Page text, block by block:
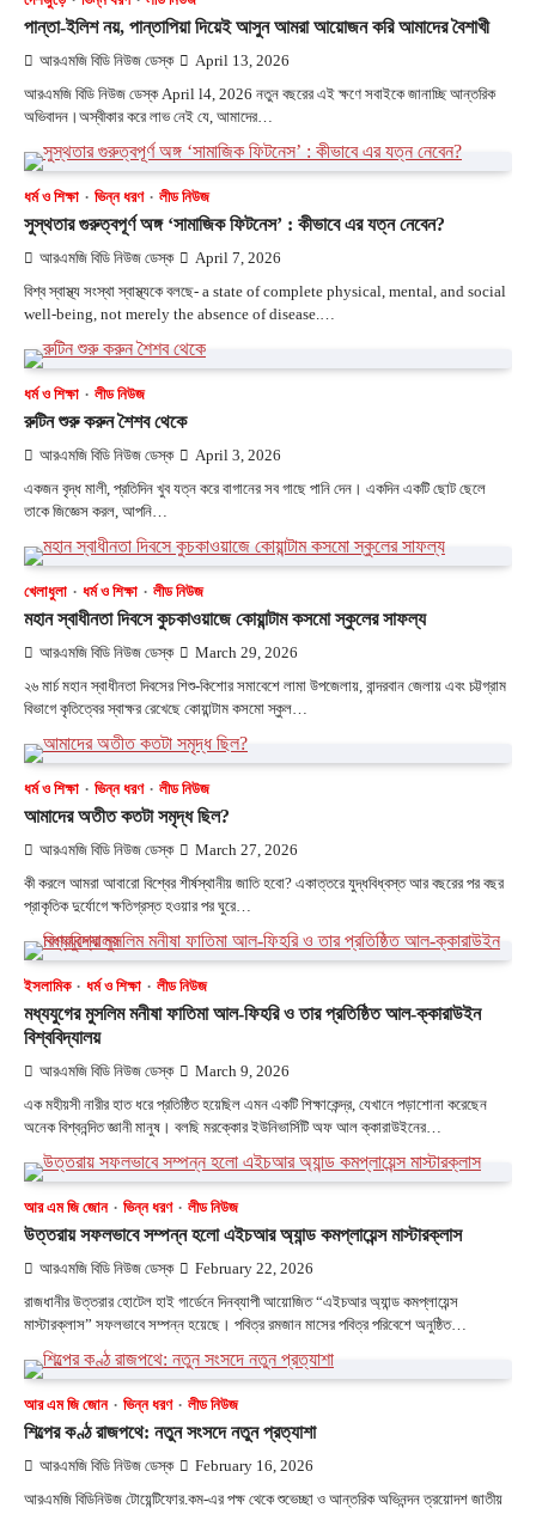
পান্তা-ইলিশ নয়, পান্তাপিয়া দিয়েই আসুন আমরা আয়োজন করি আমাদের বৈশাখী
আরএমজি বিডি নিউজ ডেস্ক April 13, 2026
আরএমজি বিডি নিউজ ডেস্ক April l4, 2026 নতুন বছরের এই ক্ষণে সবাইকে জানাচ্ছি আন্তরিক
অভিবাদন।অস্বীকার করে লাভ নেই যে, আমাদের…
ধর্ম ও শিক্ষা ভিন্ন ধরণ লীড নিউজ
সুস্থতার গুরুত্বপূর্ণ অঙ্গ ‘সামাজিক ফিটনেস’ : কীভাবে এর যত্ন নেবেন?
আরএমজি বিডি নিউজ ডেস্ক April 7, 2026
বিশ্ব স্বাস্থ্য সংস্থা স্বাস্থ্যকে বলছে- a state of complete physical, mental, and social
well-being, not merely the absence of disease.…
ধর্ম ও শিক্ষা লীড নিউজ
রুটিন শুরু করুন শৈশব থেকে
আরএমজি বিডি নিউজ ডেস্ক April 3, 2026
একজন বৃদ্ধ মালী, প্রতিদিন খুব যত্ন করে বাগানের সব গাছে পানি দেন। একদিন একটি ছোট ছেলে
তাকে জিজ্ঞেস করল, আপনি…
খেলাধুলা ধর্ম ও শিক্ষা লীড নিউজ
মহান স্বাধীনতা দিবসে কুচকাওয়াজে কোয়ান্টাম কসমো স্কুলের সাফল্য
আরএমজি বিডি নিউজ ডেস্ক March 29, 2026
২৬ মার্চ মহান স্বাধীনতা দিবসের শিশু-কিশোর সমাবেশে লামা উপজেলায়, বান্দরবান জেলায় এবং চট্টগ্রাম
বিভাগে কৃতিত্বের স্বাক্ষর রেখেছে কোয়ান্টাম কসমো স্কুল…
ধর্ম ও শিক্ষা ভিন্ন ধরণ লীড নিউজ
আমাদের অতীত কতটা সমৃদ্ধ ছিল?
আরএমজি বিডি নিউজ ডেস্ক March 27, 2026
কী করলে আমরা আবারো বিশ্বের শীর্ষস্থানীয় জাতি হবো? একাত্তরে যুদ্ধবিধ্বস্ত আর বছরের পর বছর
প্রাকৃতিক দুর্যোগে ক্ষতিগ্রস্ত হওয়ার পর ঘুরে…
ইসলামিক ধর্ম ও শিক্ষা লীড নিউজ
মধ্যযুগের মুসলিম মনীষা ফাতিমা আল-ফিহরি ও তার প্রতিষ্ঠিত আল-ক্কারাউইন
বিশ্ববিদ্যালয়
আরএমজি বিডি নিউজ ডেস্ক March 9, 2026
এক মহীয়সী নারীর হাত ধরে প্রতিষ্ঠিত হয়েছিল এমন একটি শিক্ষাকেন্দ্র, যেখানে পড়াশোনা করেছেন
অনেক বিশ্বনন্দিত জ্ঞানী মানুষ। বলছি মরক্কোর ইউনিভার্সিটি অফ আল ক্কারাউইনের…
আর এম জি জোন ভিন্ন ধরণ লীড নিউজ
উত্তরায় সফলভাবে সম্পন্ন হলো এইচআর অ্যান্ড কমপ্লায়েন্স মাস্টারক্লাস
আরএমজি বিডি নিউজ ডেস্ক February 22, 2026
রাজধানীর উত্তরার হোটেল হাই গার্ডেনে দিনব্যাপী আয়োজিত “এইচআর অ্যান্ড কমপ্লায়েন্স
মাস্টারক্লাস” সফলভাবে সম্পন্ন হয়েছে। পবিত্র রমজান মাসের পবিত্র পরিবেশে অনুষ্ঠিত…
আর এম জি জোন ভিন্ন ধরণ লীড নিউজ
শিল্পের কণ্ঠ রাজপথে: নতুন সংসদে নতুন প্রত্যাশা
আরএমজি বিডি নিউজ ডেস্ক February 16, 2026
আরএমজি বিডিনিউজ টোয়েন্টিফোর.কম-এর পক্ষ থেকে শুভেচ্ছা ও আন্তরিক অভিনন্দন ত্রয়োদশ জাতীয়